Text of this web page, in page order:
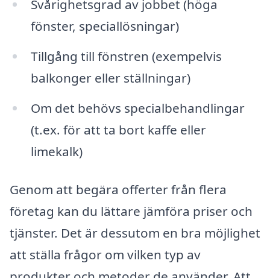
Svårighetsgrad av jobbet (höga
fönster, speciallösningar)
Tillgång till fönstren (exempelvis
balkonger eller ställningar)
Om det behövs specialbehandlingar
(t.ex. för att ta bort kaffe eller
limekalk)
Genom att begära offerter från flera
företag kan du lättare jämföra priser och
tjänster. Det är dessutom en bra möjlighet
att ställa frågor om vilken typ av